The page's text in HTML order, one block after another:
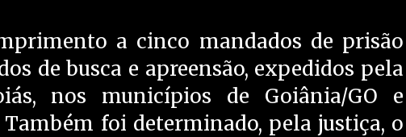
a cinco mandados de prisão
de busca e apreensão, expedidos pela
nos municípios de Goiânia/GO e
Também foi determinado, pela justiça, o